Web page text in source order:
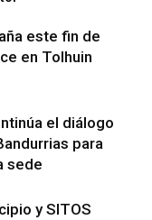
este fin de
en Tolhuin
el diálogo
para
sede
y SITOS